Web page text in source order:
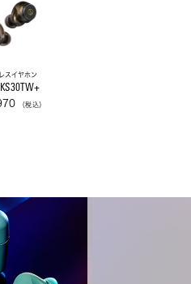
スイヤホン
（税込）